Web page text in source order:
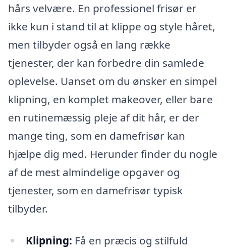
hårs velvære. En professionel frisør er
ikke kun i stand til at klippe og style håret,
men tilbyder også en lang række
tjenester, der kan forbedre din samlede
oplevelse. Uanset om du ønsker en simpel
klipning, en komplet makeover, eller bare
en rutinemæssig pleje af dit hår, er der
mange ting, som en damefrisør kan
hjælpe dig med. Herunder finder du nogle
af de mest almindelige opgaver og
tjenester, som en damefrisør typisk
tilbyder.
Klipning: Få en præcis og stilfuld